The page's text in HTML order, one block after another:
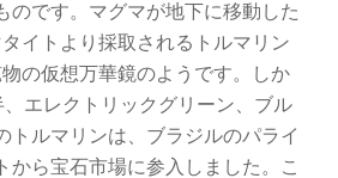
のです。マグマが地下に移動した
イトより採取されるトルマリン
の仮想万華鏡のようです。しか
エレクトリックグリーン、ブル
トルマリンは、ブラジルのパライ
から宝石市場に参入しました。こ